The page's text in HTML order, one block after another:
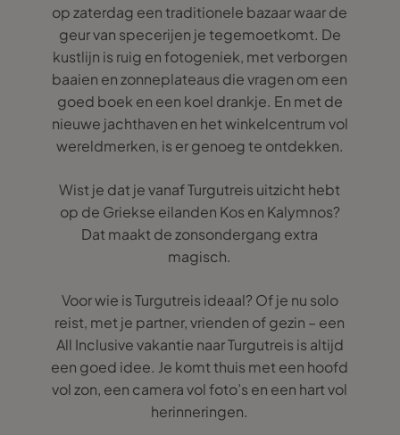
op zaterdag een traditionele bazaar waar de
geur van specerijen je tegemoetkomt. De
kustlijn is ruig en fotogeniek, met verborgen
baaien en zonneplateaus die vragen om een
goed boek en een koel drankje. En met de
nieuwe jachthaven en het winkelcentrum vol
wereldmerken, is er genoeg te ontdekken.
Wist je dat je vanaf Turgutreis uitzicht hebt
op de Griekse eilanden Kos en Kalymnos?
Dat maakt de zonsondergang extra
magisch.
Voor wie is Turgutreis ideaal? Of je nu solo
reist, met je partner, vrienden of gezin – een
All Inclusive vakantie naar Turgutreis is altijd
een goed idee. Je komt thuis met een hoofd
vol zon, een camera vol foto’s en een hart vol
herinneringen.